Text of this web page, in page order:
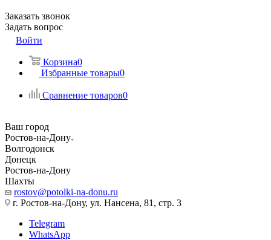
Заказать звонок
Задать вопрос
Войти
Корзина0
Избранные товары0
Сравнение товаров0
Ваш город
Ростов-на-Дону
Волгодонск
Донецк
Ростов-на-Дону
Шахты
rostov@potolki-na-donu.ru
г. Ростов-на-Дону, ул. Нансена, 81, стр. 3
Telegram
WhatsApp